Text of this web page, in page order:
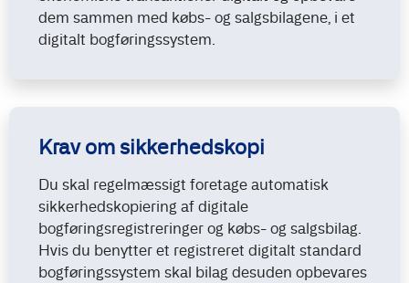
dem sammen med købs- og salgsbilagene, i et
digitalt bogføringssystem.
Krav om sikkerhedskopi
Du skal regelmæssigt foretage automatisk
sikkerhedskopiering af digitale
bogføringsregistreringer og købs- og salgsbilag.
Hvis du benytter et registreret digitalt standard
bogføringssystem skal bilag desuden opbevares